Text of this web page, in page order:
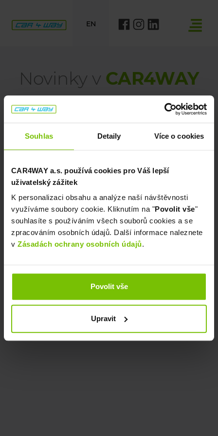
Souhlas Detaily Více o cookies
CAR4WAY a.s. používá cookies pro Váš lepší
uživatelský zážitek
K personalizaci obsahu a analýze naší návštěvnosti
využíváme soubory cookie. Kliknutím na "Povolit vše"
souhlasíte s používáním všech souborů cookies a se
zpracováním osobních údajů. Další informace naleznete
v Zásadách ochrany osobních údajů.
Povolit vše
Upravit
EN
Novinky v CAR4WAY
VŠE
OPERATIVNÍ LEASING
AUTOPŮJČOVNA